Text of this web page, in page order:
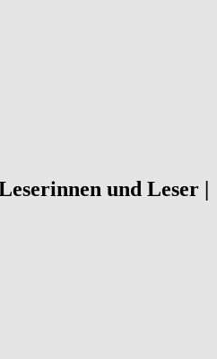
und Leser |